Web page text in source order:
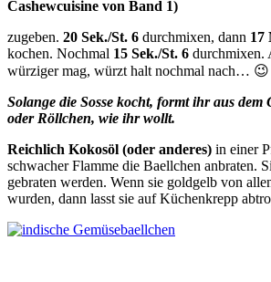
Cashewcuisine von Band 1)
zugeben. 20 Sek./St. 6 durchmixen, dann 17
kochen. Nochmal 15 Sek./St. 6 durchmixen.
würziger mag, würzt halt nochmal nach… 😉
Solange die Sosse kocht, formt ihr aus dem
oder Röllchen, wie ihr wollt.
Reichlich Kokosöl (oder anderes) in einer
schwacher Flamme die Baellchen anbraten.
gebraten werden. Wenn sie goldgelb von
wurden, dann lasst sie auf Küchenkrepp